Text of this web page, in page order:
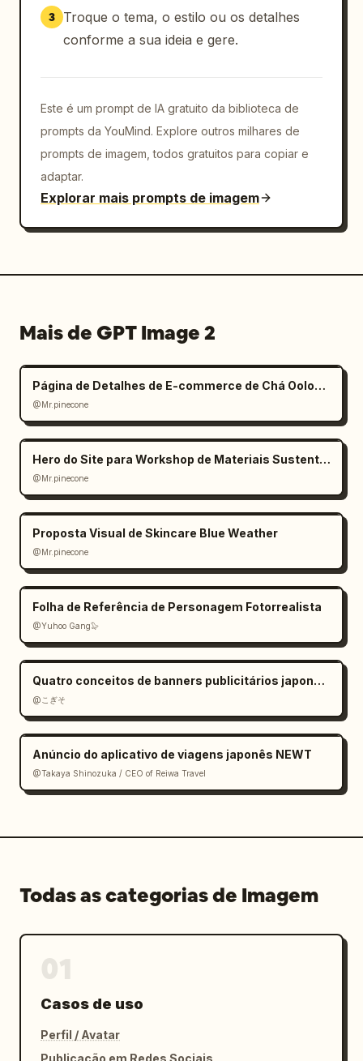
3
Troque o tema, o estilo ou os detalhes
conforme a sua ideia e gere.
Este é um prompt de IA gratuito da biblioteca de
prompts da YouMind. Explore outros milhares de
prompts de imagem, todos gratuitos para copiar e
adaptar.
Explorar mais prompts de imagem
Mais de GPT Image 2
Página de Detalhes de E-commerce de Chá Oolong Estilo Zen
@Mr.pinecone
Hero do Site para Workshop de Materiais Sustentáveis
@Mr.pinecone
Proposta Visual de Skincare Blue Weather
@Mr.pinecone
Folha de Referência de Personagem Fotorrealista
@Yuhoo Gang🦭
Quatro conceitos de banners publicitários japoneses
@こぎそ
Anúncio do aplicativo de viagens japonês NEWT
@Takaya Shinozuka / CEO of Reiwa Travel
Todas as categorias de Imagem
Casos de uso
Perfil / Avatar
Publicação em Redes Sociais